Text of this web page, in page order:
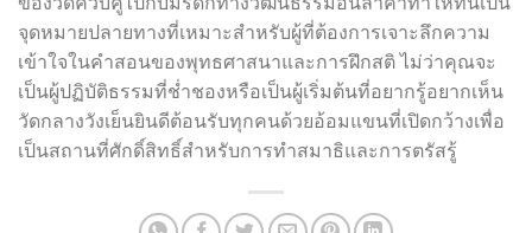
จุดหมายปลายทางที่เหมาะสำหรับผู้ที่ต้องการเจาะลึกความ
เข้าใจในคำสอนของพุทธศาสนาและการฝึกสติ ไม่ว่าคุณจะ
เป็นผู้ปฏิบัติธรรมที่ช่ำชองหรือเป็นผู้เริ่มต้นที่อยากรู้อยากเห็น
วัดกลางวังเย็นยินดีต้อนรับทุกคนด้วยอ้อมแขนที่เปิดกว้างเพื่อ
เป็นสถานที่ศักดิ์สิทธิ์สำหรับการทำสมาธิและการตรัสรู้